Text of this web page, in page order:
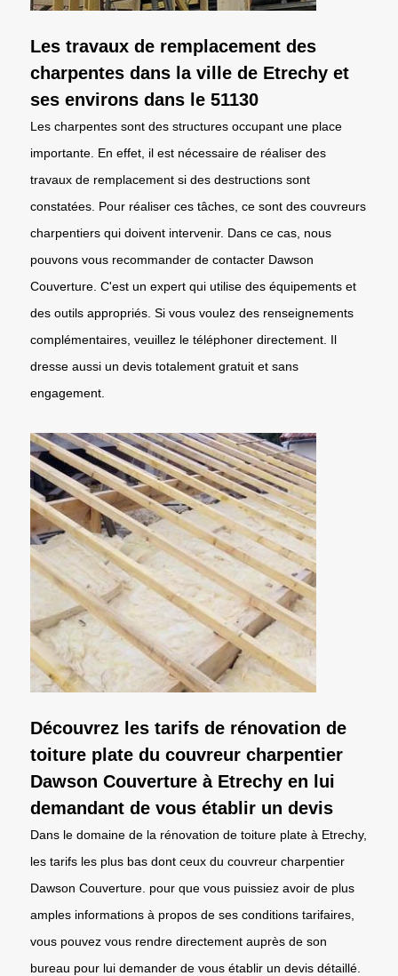
Les travaux de remplacement des
charpentes dans la ville de Etrechy et
ses environs dans le 51130
Les charpentes sont des structures occupant une place
importante. En effet, il est nécessaire de réaliser des
travaux de remplacement si des destructions sont
constatées. Pour réaliser ces tâches, ce sont des couvreurs
charpentiers qui doivent intervenir. Dans ce cas, nous
pouvons vous recommander de contacter Dawson
Couverture. C'est un expert qui utilise des équipements et
des outils appropriés. Si vous voulez des renseignements
complémentaires, veuillez le téléphoner directement. Il
dresse aussi un devis totalement gratuit et sans
engagement.
Découvrez les tarifs de rénovation de
toiture plate du couvreur charpentier
Dawson Couverture à Etrechy en lui
demandant de vous établir un devis
Dans le domaine de la rénovation de toiture plate à Etrechy,
les tarifs les plus bas dont ceux du couvreur charpentier
Dawson Couverture. pour que vous puissiez avoir de plus
amples informations à propos de ses conditions tarifaires,
vous pouvez vous rendre directement auprès de son
bureau pour lui demander de vous établir un devis détaillé.